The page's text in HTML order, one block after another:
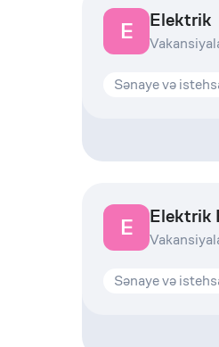
E Elektrik
Sənaye və
E Elektrik
Sənaye və